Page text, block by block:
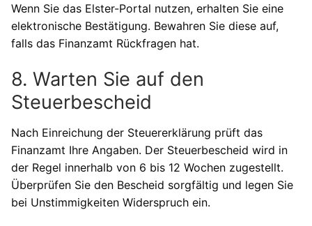
Wenn Sie das Elster-Portal nutzen, erhalten Sie eine
elektronische Bestätigung. Bewahren Sie diese auf,
falls das Finanzamt Rückfragen hat.
8. Warten Sie auf den
Steuerbescheid
Nach Einreichung der Steuererklärung prüft das
Finanzamt Ihre Angaben. Der Steuerbescheid wird in
der Regel innerhalb von 6 bis 12 Wochen zugestellt.
Überprüfen Sie den Bescheid sorgfältig und legen Sie
bei Unstimmigkeiten Widerspruch ein.